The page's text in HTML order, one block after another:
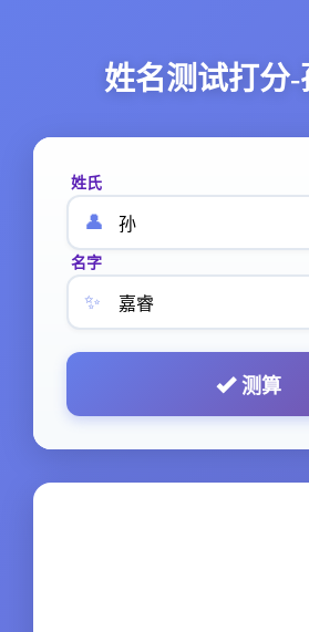
姓名测试打分-
姓氏
👤
名字
✨
测算